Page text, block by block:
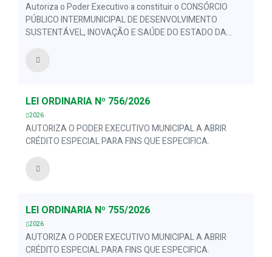
Autoriza o Poder Executivo a constituir o CONSÓRCIO
PÚBLICO INTERMUNICIPAL DE DESENVOLVIMENTO
SUSTENTÁVEL, INOVAÇÃO E SAÚDE DO ESTADO DA
LEI ORDINÁRIA Nº 756/2026
2026
AUTORIZA O PODER EXECUTIVO MUNICIPAL A ABRIR
CRÉDITO ESPECIAL PARA FINS QUE ESPECIFICA.
LEI ORDINÁRIA Nº 755/2026
2026
AUTORIZA O PODER EXECUTIVO MUNICIPAL A ABRIR
CRÉDITO ESPECIAL PARA FINS QUE ESPECIFICA.